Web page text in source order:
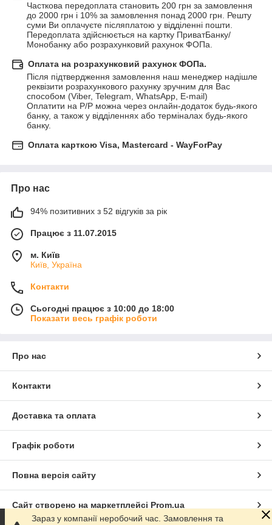
Часткова передоплата становить 200 грн за замовлення
до 2000 грн і 10% за замовлення понад 2000 грн. Решту
суми Ви оплачуєте післяплатою у відділенні пошти.
Передоплата здійснюється на картку ПриватБанку/
Монобанку або розрахунковий рахунок ФОПа.
Оплата на розрахунковий рахунок ФОПа.
Після підтвердження замовлення наш менеджер надішле
реквізити розрахункового рахунку зручним для Вас
способом (Viber, Telegram, WhatsApp, E-mail)
Оплатити на Р/Р можна через онлайн-додаток будь-якого
банку, а також у відділеннях або терміналах будь-якого
банку.
Оплата карткою Visa, Mastercard - WayForPay
Про нас
94% позитивних з 52 відгуків за рік
Працює з 11.07.2015
м. Київ
Київ, Україна
Контакти
Сьогодні працює з 10:00 до 18:00
Показати весь графік роботи
Про нас
Контакти
Доставка та оплата
Графік роботи
Повна версія сайту
Сайт створено на маркетплейсі Prom.ua
Зараз у компанії неробочий час. Замовлення та